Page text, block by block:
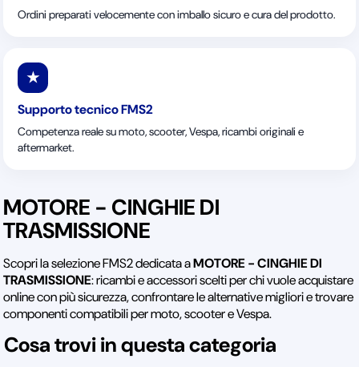
Ordini preparati velocemente con imballo sicuro e cura del prodotto.
★
Supporto tecnico FMS2
Competenza reale su moto, scooter, Vespa, ricambi originali e
aftermarket.
MOTORE - CINGHIE DI
TRASMISSIONE
Scopri la selezione FMS2 dedicata aMOTORE - CINGHIE DI
TRASMISSIONE: ricambi e accessori scelti per chi vuole acquistare
online con più sicurezza, confrontare le alternative migliori e trovare
componenti compatibili per moto, scooter e Vespa.
Cosa trovi in questa categoria